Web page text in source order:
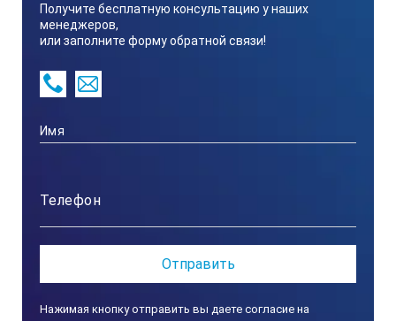
Получите бесплатную консультацию у наших
менеджеров,
или заполните форму обратной связи!
Нажимая кнопку отправить вы даете согласие на